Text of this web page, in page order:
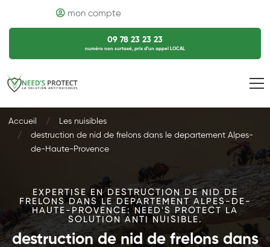
mon compte
09 78 23 23 23
numéro non surtaxé, prix d’un appel LOCAL
Accueil
Les nuisibles
destruction de nid de frelons dans le departement Alpes-
de-Haute-Provence
EXPERTISE EN DESTRUCTION DE NID DE
FRELONS DANS LE DEPARTEMENT ALPES-DE-
HAUTE-PROVENCE: NEED'S PROTECT LA
SOLUTION ANTI NUISIBLE.
destruction de nid de frelons dans